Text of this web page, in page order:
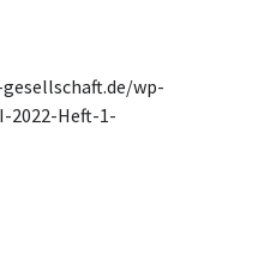
wp-
2022-Heft-1-